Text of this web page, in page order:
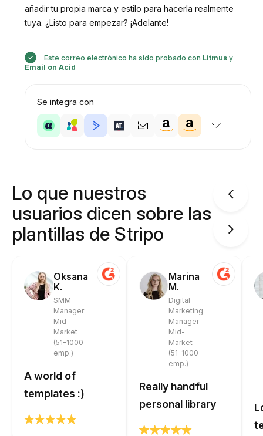
añadir tu propia marca y estilo para hacerla realmente
tuya. ¿Listo para empezar? ¡Adelante!
Este correo electrónico ha sido probado con Litmusy
Email on Acid
Se integra con
Lo que nuestros
usuarios dicen sobre las
plantillas de Stripo
Oksana
K.
SMM
Manager
Mid-
Market
(51-1000
emp.)
A world of
templates :)
Marina
M.
Digital
Marketing
Manager
Mid-
Market
(51-1000
emp.)
Really handful
personal library